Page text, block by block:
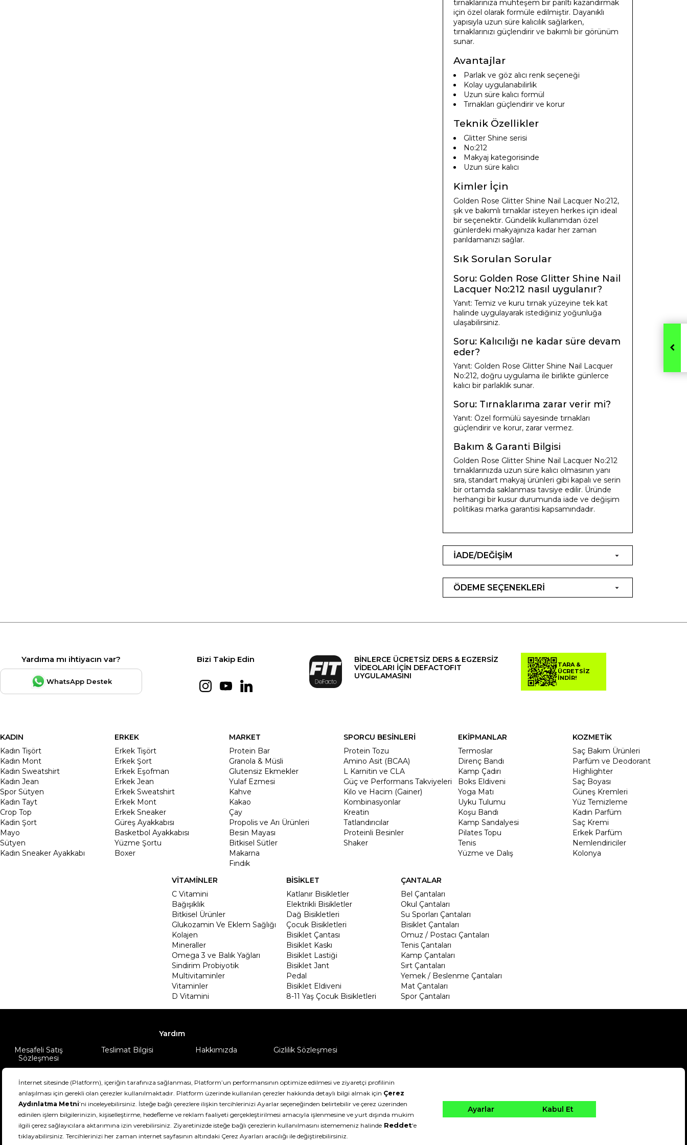
tırnaklarınıza muhteşem bir parıltı kazandırmak
için özel olarak formüle edilmiştir. Dayanıklı
yapısıyla uzun süre kalıcılık sağlarken,
tırnaklarınızı güçlendirir ve bakımlı bir görünüm
sunar.
Avantajlar
Parlak ve göz alıcı renk seçeneği
Kolay uygulanabilirlik
Uzun süre kalıcı formül
Tırnakları güçlendirir ve korur
Teknik Özellikler
Glitter Shine serisi
No:212
Makyaj kategorisinde
Uzun süre kalıcı
Kimler İçin
Golden Rose Glitter Shine Nail Lacquer No:212,
şık ve bakımlı tırnaklar isteyen herkes için ideal
bir seçenektir. Gündelik kullanımdan özel
günlerdeki makyajınıza kadar her zaman
parıldamanızı sağlar.
Sık Sorulan Sorular
Soru: Golden Rose Glitter Shine Nail
Lacquer No:212 nasıl uygulanır?
Yanıt: Temiz ve kuru tırnak yüzeyine tek kat
halinde uygulayarak istediğiniz yoğunluğa
ulaşabilirsiniz.
Soru: Kalıcılığı ne kadar süre devam
eder?
Yanıt: Golden Rose Glitter Shine Nail Lacquer
No:212, doğru uygulama ile birlikte günlerce
kalıcı bir parlaklık sunar.
Soru: Tırnaklarıma zarar verir mi?
Yanıt: Özel formülü sayesinde tırnakları
güçlendirir ve korur, zarar vermez.
Bakım & Garanti Bilgisi
Golden Rose Glitter Shine Nail Lacquer No:212
tırnaklarınızda uzun süre kalıcı olmasının yanı
sıra, standart makyaj ürünleri gibi kapalı ve serin
bir ortamda saklanması tavsiye edilir. Üründe
herhangi bir kusur durumunda iade ve değişim
politikası marka garantisi kapsamındadır.
İADE/DEĞİŞİM
ÖDEME SEÇENEKLERİ
Yardıma mı ihtiyacın var?
WhatsApp Destek
Bizi Takip Edin
BİNLERCE ÜCRETSİZ DERS & EGZERSİZ
VİDEOLARI İÇİN DEFACTOFIT
UYGULAMASINI
TARA &
ÜCRETSİZ
İNDİR!
KADIN
Kadın Tişört
Kadın Mont
Kadın Sweatshirt
Kadın Jean
Spor Sütyen
Kadın Tayt
Crop Top
Kadin Şort
Mayo
Sütyen
Kadın Sneaker Ayakkabı
ERKEK
Erkek Tişört
Erkek Şort
Erkek Eşofman
Erkek Jean
Erkek Sweatshirt
Erkek Mont
Erkek Sneaker
Güreş Ayakkabısı
Basketbol Ayakkabısı
Yüzme Şortu
Boxer
MARKET
Protein Bar
Granola & Müsli
Glutensiz Ekmekler
Yulaf Ezmesi
Kahve
Kakao
Çay
Propolis ve Arı Ürünleri
Besin Mayası
Bitkisel Sütler
Makarna
Fındık
SPORCU BESİNLERİ
Protein Tozu
Amino Asit (BCAA)
L Karnitin ve CLA
Güç ve Performans Takviyeleri
Kilo ve Hacim (Gainer)
Kombinasyonlar
Kreatin
Tatlandırıcılar
Proteinli Besinler
Shaker
EKİPMANLAR
Termoslar
Direnç Bandı
Kamp Çadırı
Boks Eldiveni
Yoga Matı
Uyku Tulumu
Koşu Bandı
Kamp Sandalyesi
Pilates Topu
Tenis
Yüzme ve Dalış
KOZMETİK
Saç Bakım Ürünleri
Parfüm ve Deodorant
Highlighter
Saç Boyası
Güneş Kremleri
Yüz Temizleme
Kadın Parfüm
Saç Kremi
Erkek Parfüm
Nemlendiriciler
Kolonya
VİTAMİNLER
C Vitamini
Bağışıklık
Bitkisel Ürünler
Glukozamin Ve Eklem Sağlığı
Kolajen
Mineraller
Omega 3 ve Balık Yağları
Sindirim Probiyotik
Multivitaminler
Vitaminler
D Vitamini
BİSİKLET
Katlanır Bisikletler
Elektrikli Bisikletler
Dağ Bisikletleri
Çocuk Bisikletleri
Bisiklet Çantası
Bisiklet Kaskı
Bisiklet Lastiği
Bisiklet Jant
Pedal
Bisiklet Eldiveni
8-11 Yaş Çocuk Bisikletleri
ÇANTALAR
Bel Çantaları
Okul Çantaları
Su Sporları Çantaları
Bisiklet Çantaları
Omuz / Postacı Çantaları
Tenis Çantaları
Kamp Çantaları
Sırt Çantaları
Yemek / Beslenme Çantaları
Mat Çantaları
Spor Çantaları
Yardım
Mesafeli Satış
Sözleşmesi
Teslimat Bilgisi Hakkımızda Gizlilik Sözleşmesi
DeFactoFIT ©️ 2022-2026. Tüm hakları saklıdır.